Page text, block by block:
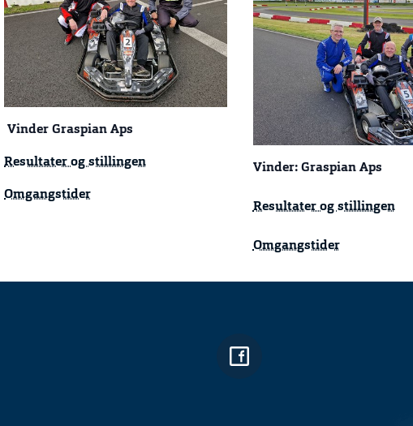
Vinder Graspian Aps
Resultater og stillingen
Omgangstider
Vinder: Graspian Aps
Resultater og stillingen
Omgangstider